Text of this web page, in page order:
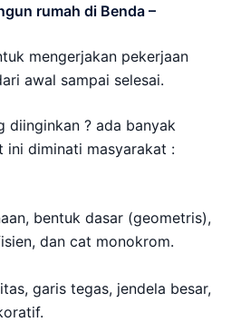
rumah di Benda –
mengerjakan pekerjaan
awal sampai selesai.
diinginkan ? ada banyak
ini diminati masyarakat :
bentuk dasar (geometris),
dan cat monokrom.
garis tegas, jendela besar,